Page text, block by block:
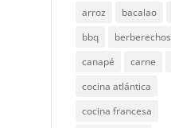
arroz
bacalao
bbq
berberechos
canapé
carne
cocina atlántica
cocina francesa